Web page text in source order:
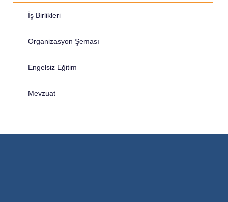
İş Birlikleri
Organizasyon Şeması
Engelsiz Eğitim
Mevzuat